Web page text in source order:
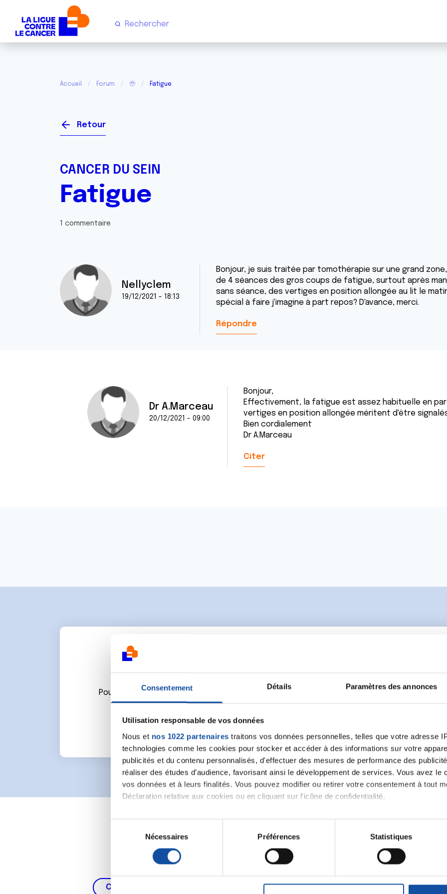
Consentement Détails Paramètres des annonces
Utilisation responsable de vos données
Nous et nos 1022 partenaires traitons vos données personnelles, telles que votre adresse
technologies comme les cookies pour stocker et accéder à des informations sur votre
publicités et du contenu personnalisés, d'effectuer des mesures de performance des
réaliser des études d’audience, favorisant ainsi le développement de services. Vous avez le
vos données et à leurs finalités. Vous pouvez modifier ou retirer votre consentement à tout
Déclaration relative aux cookies ou en cliquant sur l'icône de confidentialité.
Si vous le permettez, nous aimerions également :
Collecter des informations sur votre localisation géographique qui peuvent être
digitales).
. Vous pouvez modifier ou retirer votre consentement à tout moment à partir de la
t
Nécessaires Préférences Statistiques
Accueil Forum 🥹 Fatigue
Retour
CANCER DU SEIN
Fatigue
1 commentaire
Nellyclem
19/12/2021 - 18:13
Bonjour, je suis traitée par tomothérapie sur une grand
de 4 séances des gros coups de fatigue, surtout après
sans séance, des vertiges en position allongée au lit le
spécial à faire j'imagine à part repos? D'avance, merci.
Répondre
Dr A.Marceau
20/12/2021 - 09:00
Bonjour,
Effectivement, la fatigue est assez habituelle en
vertiges en position allongée méritent d'être
Bien cordialement
Dr A.Marceau
Citer
Pour écrire un commentaire ou lancer une nouvelle discussion vous aurez besoin de vous
Se connecter
Thématiques
Cancer du poumon, de la thyroïde et des voies respiratoires Cancer du sein